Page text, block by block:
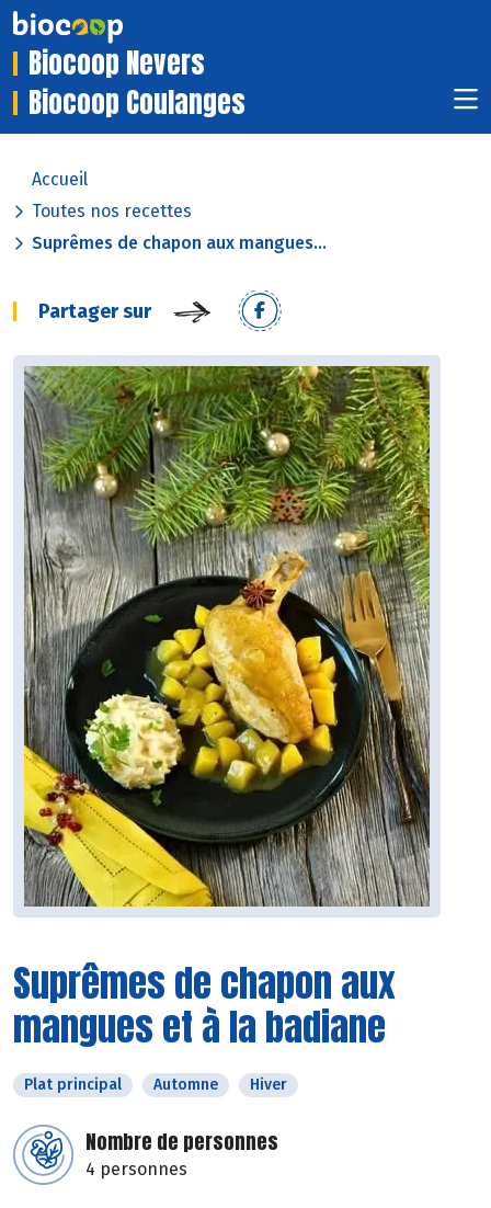
Biocoop Nevers
Biocoop Coulanges
Accueil
Toutes nos recettes
Suprêmes de chapon aux mangues...
Partager sur
Suprêmes de chapon aux
mangues et à la badiane
Plat principal Automne Hiver
Nombre de personnes
4 personnes